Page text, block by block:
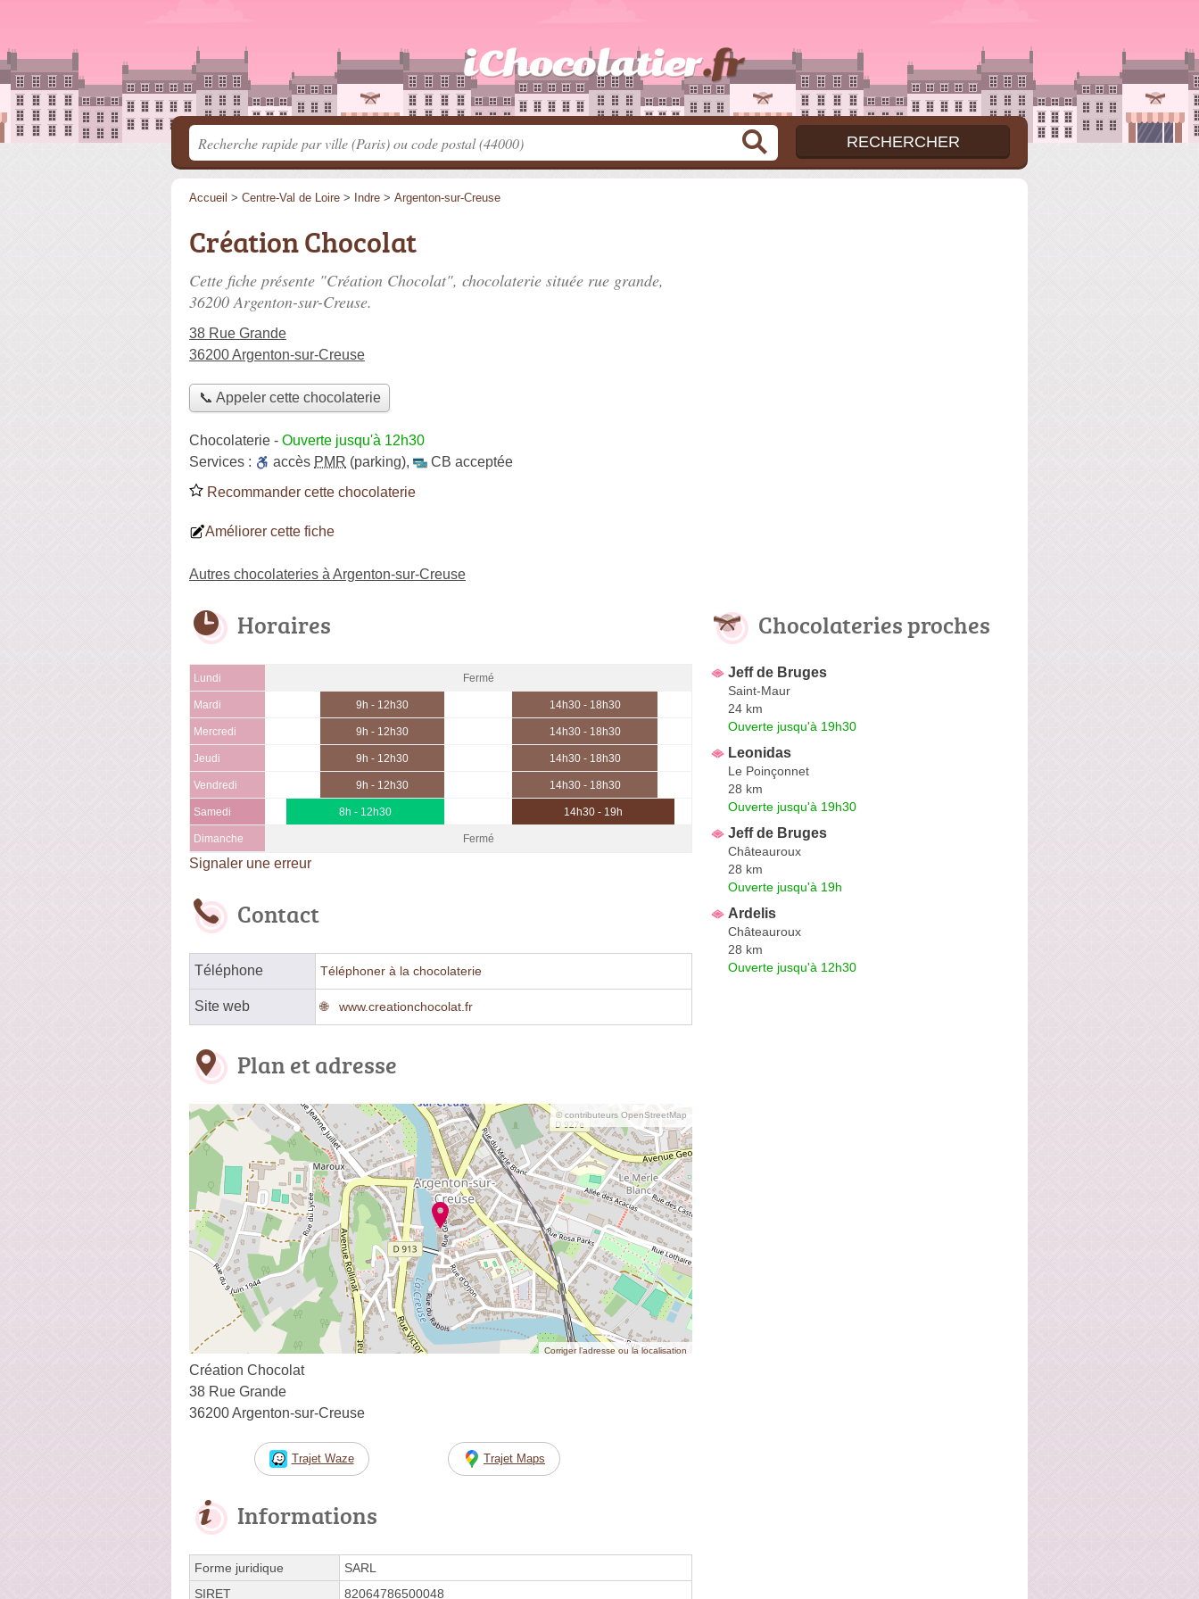
Accueil > Centre-Val de Loire > Indre > Argenton-sur-Creuse
Création Chocolat
Cette fiche présente "Création Chocolat", chocolaterie située rue grande,
36200 Argenton-sur-Creuse.
38 Rue Grande
36200 Argenton-sur-Creuse
📞 Appeler cette chocolaterie
Chocolaterie - Ouverte jusqu'à 12h30
Services :
accès PMR (parking),
CB acceptée
Recommander cette chocolaterie
Améliorer cette fiche
Autres chocolateries à Argenton-sur-Creuse
Horaires
Lundi Fermé
Mardi 9h - 12h30 14h30 - 18h30
Mercredi 9h - 12h30 14h30 - 18h30
Jeudi 9h - 12h30 14h30 - 18h30
Vendredi 9h - 12h30 14h30 - 18h30
Samedi 8h - 12h30 14h30 - 19h
Dimanche Fermé
Signaler une erreur
Contact
Téléphone Téléphoner à la chocolaterie
Site web www.creationchocolat.fr
Plan et adresse
© contributeurs OpenStreetMap
Corriger l’adresse ou la localisation
Création Chocolat
38 Rue Grande
36200 Argenton-sur-Creuse
Trajet Waze Trajet Maps
Informations
Forme juridique
SARL
SIRET
82064786500048
Chocolateries proches
Jeff de Bruges
Saint-Maur
24 km
Ouverte jusqu'à 19h30
Leonidas
Le Poinçonnet
28 km
Ouverte jusqu'à 19h30
Jeff de Bruges
Châteauroux
28 km
Ouverte jusqu'à 19h
Ardelis
Châteauroux
28 km
Ouverte jusqu'à 12h30